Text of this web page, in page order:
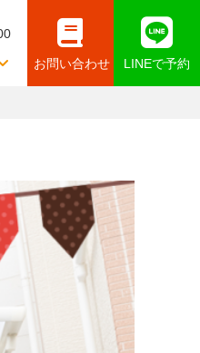
お問い合わせ LINEで予約